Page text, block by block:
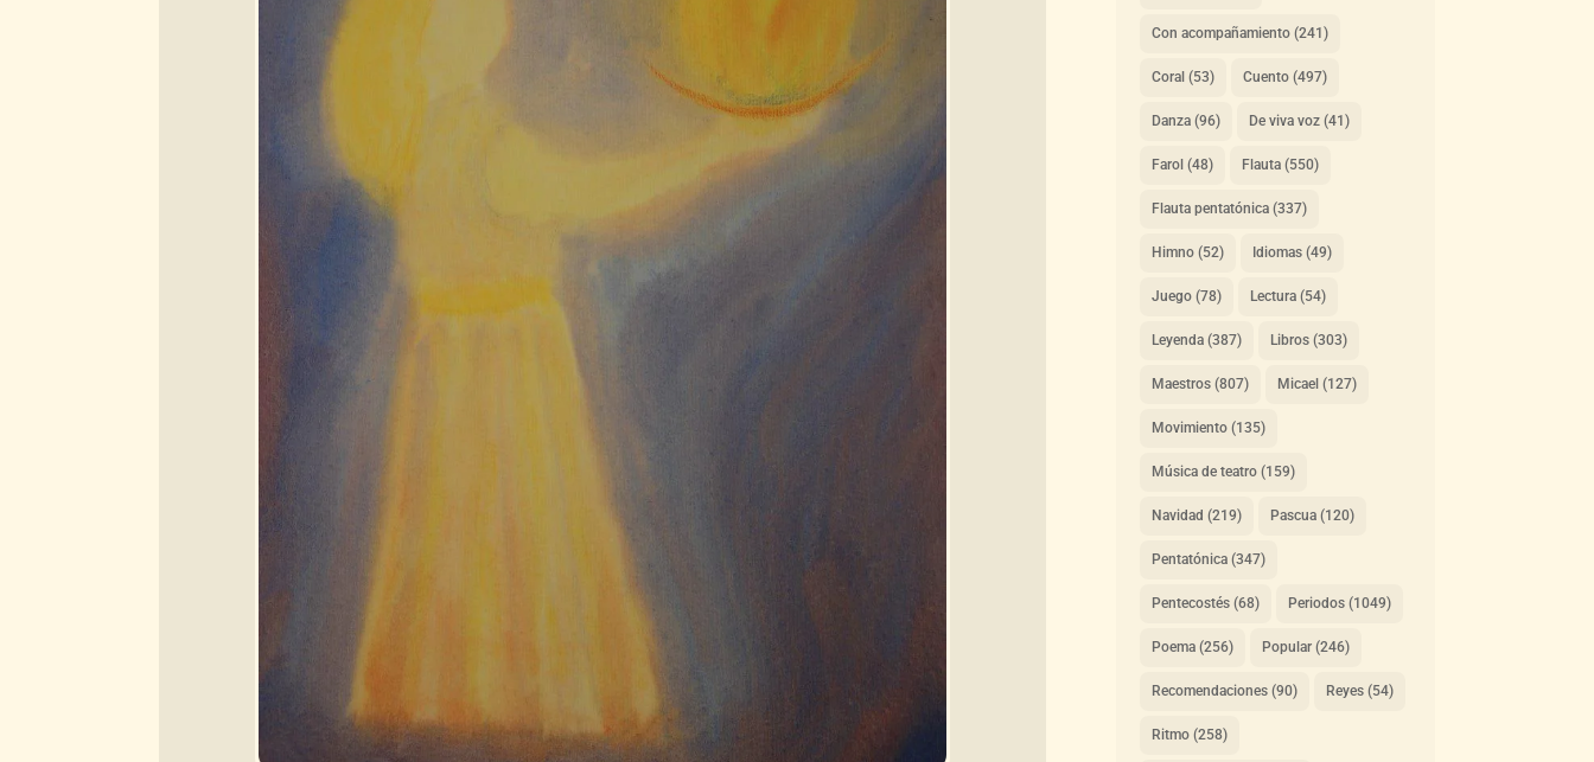
Con acompañamiento(241)
Coral (53) Cuento(497)
Danza(96) De viva voz(41)
Farol (48) Flauta(550)
Flauta pentatónica(337)
Himno(52) Idiomas(49)
Juego(78) Lectura(54)
Leyenda(387) Libros(303)
Maestros(807) Micael (127)
Movimiento(135)
Música de teatro(159)
Navidad (219) Pascua(120)
Pentatónica(347)
Pentecostés(68) Periodos(1049)
Poema(256) Popular(246)
Recomendaciones(90) Reyes(54)
Ritmo(258)